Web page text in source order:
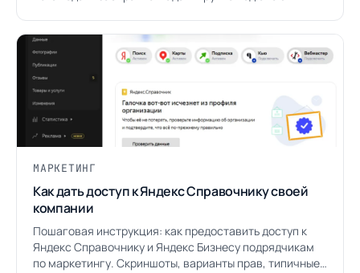
МАРКЕТИНГ
Как дать доступ к Яндекс Справочнику своей
компании
Пошаговая инструкция: как предоставить доступ к
Яндекс Справочнику и Яндекс Бизнесу подрядчикам
по маркетингу. Скриншоты, варианты прав, типичные